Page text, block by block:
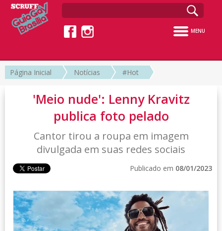
MENU
Página Inicial Notícias #Hot
'Meio nude': Lenny Kravitz
publica foto pelado
Cantor tirou a roupa em imagem
divulgada em suas redes sociais
Publicado em 08/01/2023